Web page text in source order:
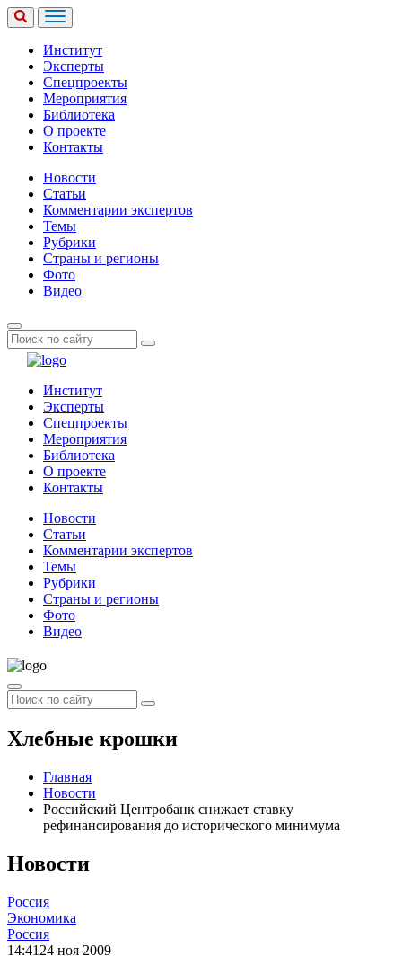
Институт
Эксперты
Спецпроекты
Мероприятия
Библиотека
О проекте
Контакты
Новости
Статьи
Комментарии экспертов
Темы
Рубрики
Страны и регионы
Фото
Видео
Институт
Эксперты
Спецпроекты
Мероприятия
Библиотека
О проекте
Контакты
Новости
Статьи
Комментарии экспертов
Темы
Рубрики
Страны и регионы
Фото
Видео
Хлебные крошки
Главная
Новости
Российский Центробанк снижает ставку
рефинансирования до исторического минимума
Новости
Россия
Экономика
Россия
14:41 24 ноя 2009